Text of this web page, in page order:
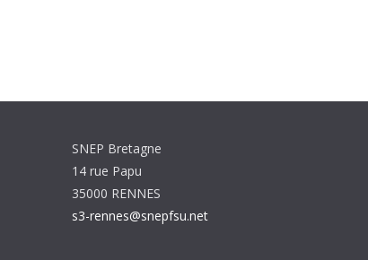
SNEP Bretagne
14 rue Papu
35000 RENNES
s3-rennes@snepfsu.net